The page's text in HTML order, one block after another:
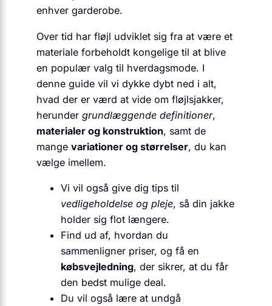
enhver garderobe.
Over tid har fløjl udviklet sig fra at være et
materiale forbeholdt kongelige til at blive
en populær valg til hverdagsmode. I
denne guide vil vi dykke dybt ned i alt,
hvad der er værd at vide om fløjlsjakker,
herunder grundlæggende definitioner,
materialer og konstruktion, samt de
mange variationer og størrelser, du kan
vælge imellem.
Vi vil også give dig tips til
vedligeholdelse og pleje, så din jakke
holder sig flot længere.
Find ud af, hvordan du
sammenligner priser, og få en
købsvejledning, der sikrer, at du får
den bedst mulige deal.
Du vil også lære at undgå